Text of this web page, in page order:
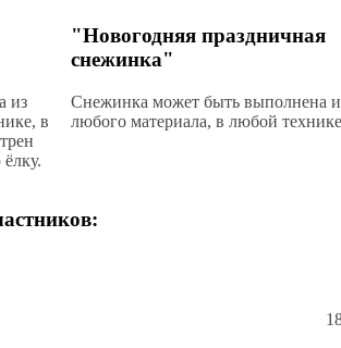
из
в
"Новогодняя праздничная
снежинка"
Снежинка может быть выполнена
любого материала, в любой